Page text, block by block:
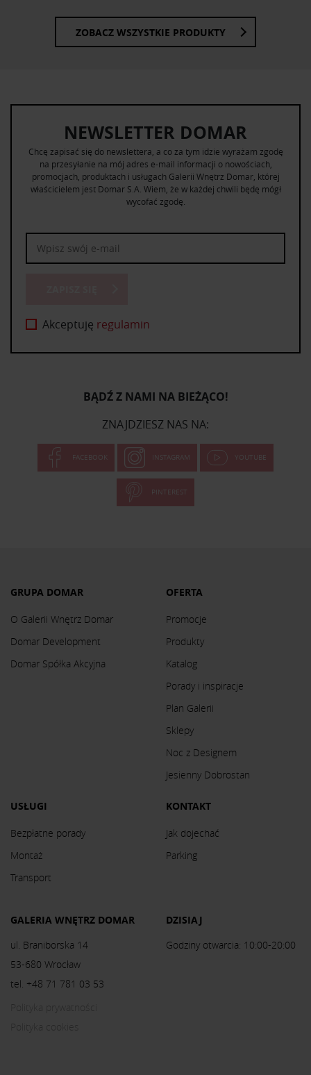
ZOBACZ WSZYSTKIE PRODUKTY
NEWSLETTER DOMAR
Chcę zapisać się do newslettera, a co za tym idzie wyrażam zgodę
na przesyłanie na mój adres e-mail informacji o nowościach,
promocjach, produktach i usługach Galerii Wnętrz Domar, której
właścicielem jest Domar S.A. Wiem, że w każdej chwili będę mógł
wycofać zgodę.
Akceptuję regulamin
BĄDŹ Z NAMI NA BIEŻĄCO!
ZNAJDZIESZ NAS NA:
FACEBOOK INSTAGRAM YOUTUBE
PINTEREST
GRUPA DOMAR
O Galerii Wnętrz Domar
Domar Development
Domar Spółka Akcyjna
OFERTA
Promocje
Produkty
Katalog
Porady i inspiracje
Plan Galerii
Sklepy
Noc z Designem
Jesienny Dobrostan
USŁUGI
Bezpłatne porady
Montaż
Transport
KONTAKT
Jak dojechać
Parking
GALERIA WNĘTRZ DOMAR
ul. Braniborska 14
53-680 Wrocław
tel. +48 71 781 03 53
DZISIAJ
Godziny otwarcia: 10:00-20:00